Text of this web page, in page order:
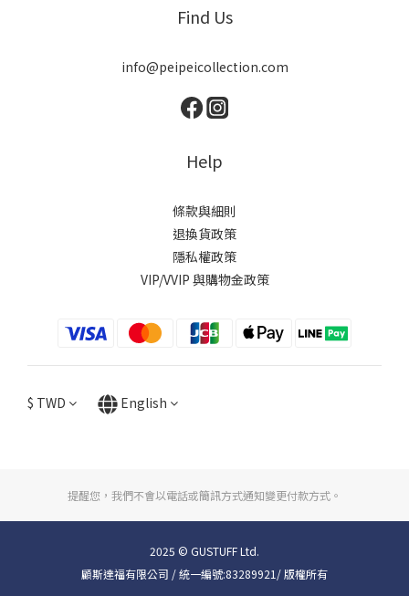
Find Us
info@peipeicollection.com
Help
條款與細則
退換貨政策
隱私權政策
VIP/VVIP 與購物金政策
$ TWD English
提醒您，我們不會以電話或簡訊方式通知變更付款方式。
2025 © GUSTUFF Ltd.
顧斯達福有限公司 / 統一編號:83289921/ 版權所有